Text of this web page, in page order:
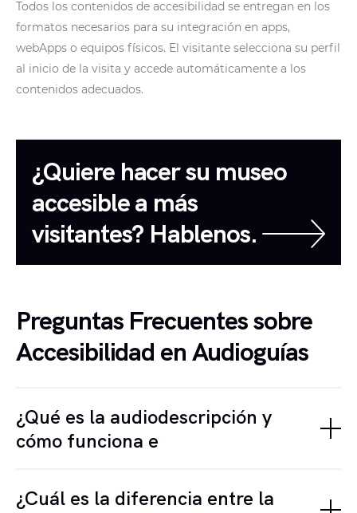
Todos los contenidos de accesibilidad se entregan en los
formatos necesarios para su integración en apps,
webApps o equipos físicos. El visitante selecciona su perfil
al inicio de la visita y accede automáticamente a los
contenidos adecuados.
¿Quiere hacer su museo
accesible a más
visitantes? Hablenos.
Preguntas Frecuentes sobre
Accesibilidad en Audioguías
¿Qué es la audiodescripción y
cómo funciona e
para personas con discapacidad visual, realizada
¿Cuál es la diferencia entre la